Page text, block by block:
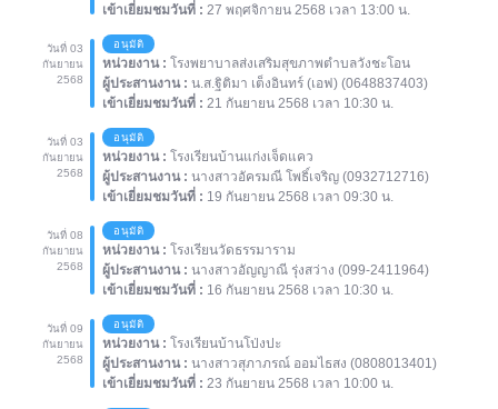
เข้าเยี่ยมชมวันที่ : 27 พฤศจิกายน 2568 เวลา 13:00 น.
วันที่ 03
กันยายน
2568
อนุมัติ
หน่วยงาน : โรงพยาบาลส่งเสริมสุขภาพตำบลวังชะโอน
ผู้ประสานงาน : น.ส.ฐิติมา เต็งอินทร์ (เอฟ) (0648837403)
เข้าเยี่ยมชมวันที่ : 21 กันยายน 2568 เวลา 10:30 น.
วันที่ 03
กันยายน
2568
อนุมัติ
หน่วยงาน : โรงเรียนบ้านแก่งเจ็ดแคว
ผู้ประสานงาน : นางสาวอัครมณี โพธิ์เจริญ (0932712716)
เข้าเยี่ยมชมวันที่ : 19 กันยายน 2568 เวลา 09:30 น.
วันที่ 08
กันยายน
2568
อนุมัติ
หน่วยงาน : โรงเรียนวัดธรรมาราม
ผู้ประสานงาน : นางสาวอัญญาณี รุ่งสว่าง (099-2411964)
เข้าเยี่ยมชมวันที่ : 16 กันยายน 2568 เวลา 10:30 น.
วันที่ 09
กันยายน
2568
อนุมัติ
หน่วยงาน : โรงเรียนบ้านโป่งปะ
ผู้ประสานงาน : นางสาวสุภาภรณ์ ออมไธสง (0808013401)
เข้าเยี่ยมชมวันที่ : 23 กันยายน 2568 เวลา 10:00 น.